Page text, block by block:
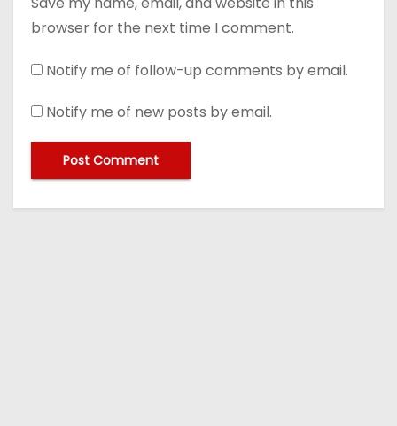
browser for the next time I comment.
Notify me of follow-up comments by email.
Notify me of new posts by email.